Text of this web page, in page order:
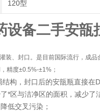
120型
设备二手安瓿
装、封口。是目前国际流行，成
精度±0.5%-±1%；
结构，封口后的安瓿瓶直接在
*区与洁净区的面积，减少
低交叉污染；